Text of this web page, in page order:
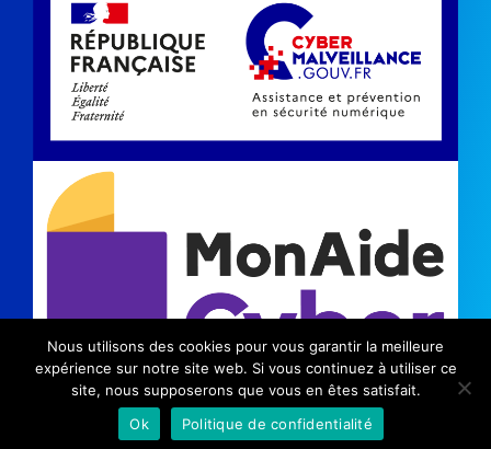
©2024 Kinic |Mentions légales|Politique de
confidentialité|Communication Savoie|Communication
Nous utilisons des cookies pour vous garantir la meilleure
expérience sur notre site web. Si vous continuez à utiliser ce
site, nous supposerons que vous en êtes satisfait.
Ok
Politique de confidentialité